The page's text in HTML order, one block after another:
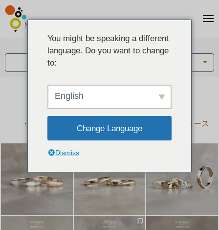
結婚指輪とペアリングのデザイン集
下記コースで手作りされた作品をご紹介します
手作り結婚指輪コース
手作りペアリングコース
You might be speaking a different
language. Do you want to change
to:
English
Change Language
Dismiss